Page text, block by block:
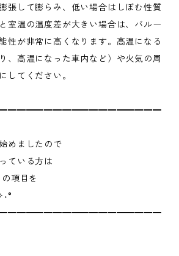
張して膨らみ、低い場合はしぼむ性質
室温の温度差が大きい場合は、バルー
性が非常に高くなります。高温になる
、高温になった車内など）や火気の周
してください。
めましたので
ている方は
の項目を